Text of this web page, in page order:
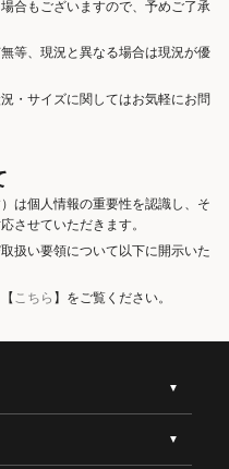
合もございますので、予めご了承
等、現況と異なる場合は現況が優
・サイズに関してはお気軽にお問
は個人情報の重要性を認識し、そ
させていただきます。
扱い要領について以下に開示いた
こちら 】をご覧ください。